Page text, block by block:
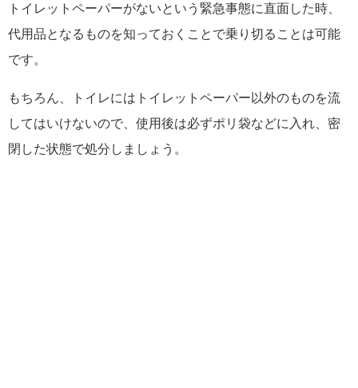
トイレットペーパーがないという緊急事態に直面した時、
代用品となるものを知っておくことで乗り切ることは可能
です。
もちろん、トイレにはトイレットペーパー以外のものを流
してはいけないので、使用後は必ずポリ袋などに入れ、密
閉した状態で処分しましょう。